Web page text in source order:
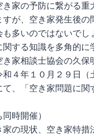
家の予防に繋がる重
すが、空き家発生後の
多いのではないでし
する知識を多角的に
家相談士協会の久保
４年１０月２９日（
、「空き家問題に関
時開催）
の現状、空き家特措